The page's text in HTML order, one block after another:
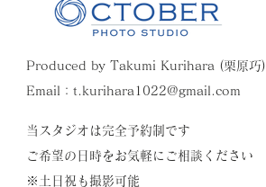
Produced by Takumi Kurihara (栗原巧)
Email： t.kurihara1022@gmail.com
​当スタジオは完全予約制です
ご希望の日時をお気軽にご相談ください
※土日祝も撮影可能